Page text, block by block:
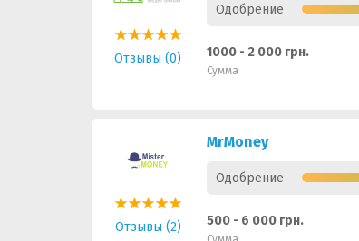
Отзывы (0)
Одобрение
1000 - 2 000 грн.
Сумма
Отзывы (2)
MrMoney
Одобрение
500 - 6 000 грн.